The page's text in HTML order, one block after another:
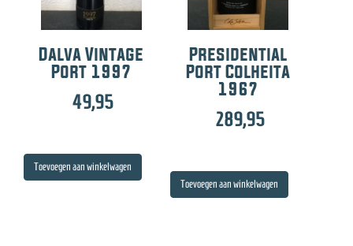
Dalva Vintage
Port 1997
49,95
Toevoegen aan winkelwagen
Presidential
Port Colheita
1967
289,95
Toevoegen aan winkelwagen